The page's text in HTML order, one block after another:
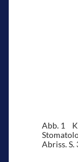
Abb. 1
Abriss. S.